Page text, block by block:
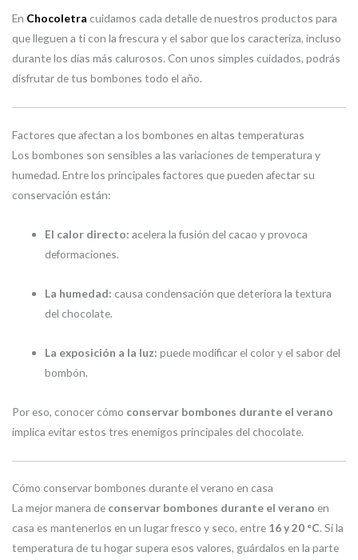
En Chocoletra cuidamos cada detalle de nuestros productos para
que lleguen a ti con la frescura y el sabor que los caracteriza, incluso
durante los días más calurosos. Con unos simples cuidados, podrás
disfrutar de tus bombones todo el año.
Factores que afectan a los bombones en altas temperaturas
Los bombones son sensibles a las variaciones de temperatura y
humedad. Entre los principales factores que pueden afectar su
conservación están:
El calor directo: acelera la fusión del cacao y provoca
deformaciones.
La humedad: causa condensación que deteriora la textura
del chocolate.
La exposición a la luz: puede modificar el color y el sabor del
bombón.
Por eso, conocer cómo conservar bombones durante el verano
implica evitar estos tres enemigos principales del chocolate.
Cómo conservar bombones durante el verano en casa
La mejor manera de conservar bombones durante el verano en
casa es mantenerlos en un lugar fresco y seco, entre 16 y 20 °C. Si la
temperatura de tu hogar supera esos valores, guárdalos en la parte